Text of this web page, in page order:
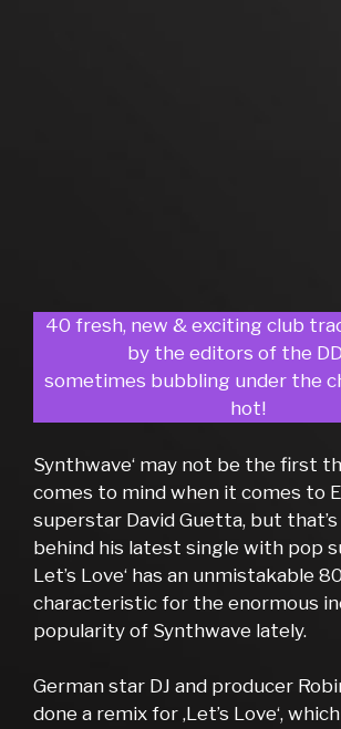
40 fresh, new & exciting club
by the editors of the
sometimes bubbling under the
hot!
Synthwave‘ may not be the first
comes to mind when it comes to
superstar David Guetta, but
behind his latest single with pop
Let’s Love‘ has an unmistakable
characteristic for the enormous
popularity of Synthwave lately.
German star DJ and producer
done a remix for ‚Let’s Love‘,